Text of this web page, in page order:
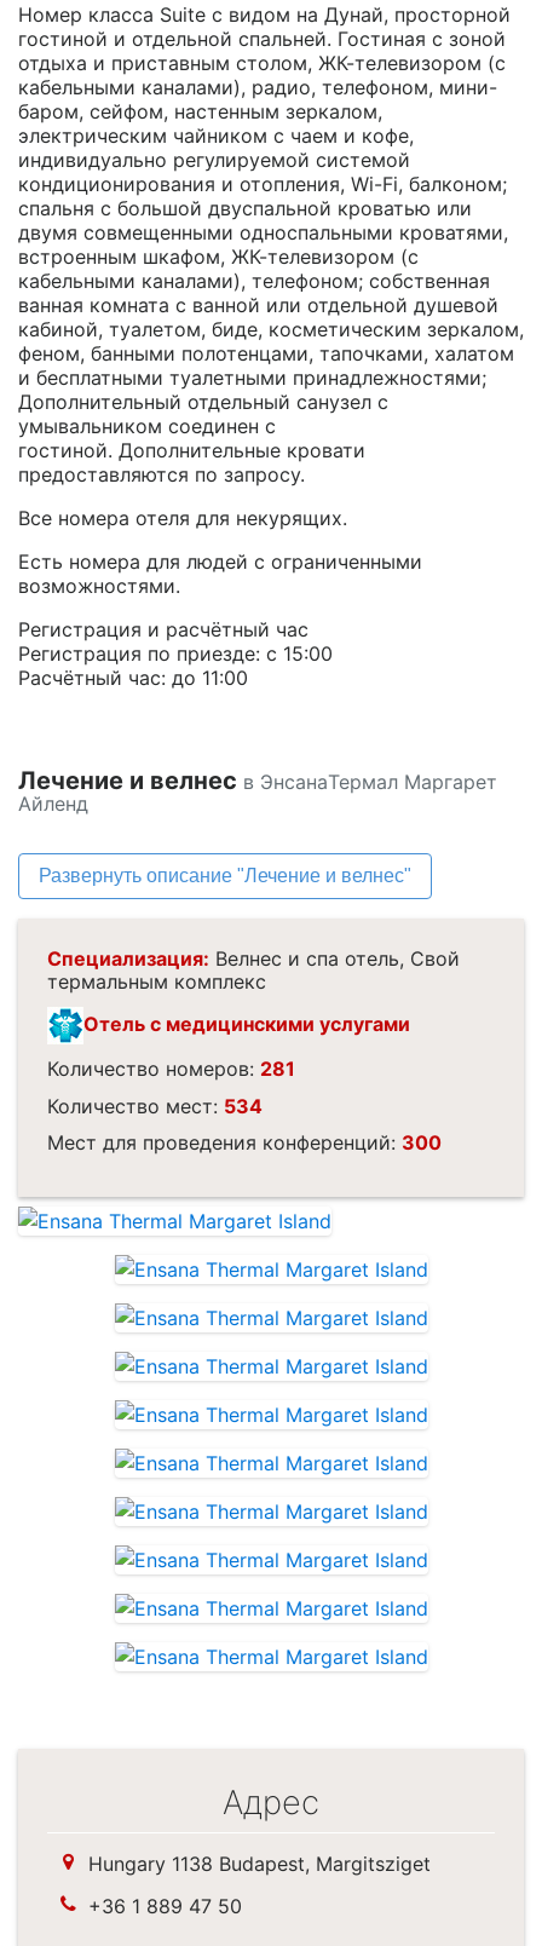
Номер класса Suite с видом на Дунай, просторной
гостиной и отдельной спальней. Гостиная с зоной
отдыха и приставным столом, ЖК-телевизором (с
кабельными каналами), радио, телефоном, мини-
баром, сейфом, настенным зеркалом,
электрическим чайником с чаем и кофе,
индивидуально регулируемой системой
кондиционирования и отопления, Wi-Fi, балконом;
спальня с большой двуспальной кроватью или
двумя совмещенными односпальными кроватями,
встроенным шкафом, ЖК-телевизором (с
кабельными каналами), телефоном; собственная
ванная комната с ванной или отдельной душевой
кабиной, туалетом, биде, косметическим зеркалом,
феном, банными полотенцами, тапочками, халатом
и бесплатными туалетными принадлежностями;
Дополнительный отдельный санузел с
умывальником соединен с
гостиной. Дополнительные кровати
предоставляются по запросу.
Все номера отеля для некурящих.
Есть номера для людей с ограниченными
возможностями.
Регистрация и расчётный час
Регистрация по приезде: с 15:00
Расчётный час: до 11:00
Лечение и велнес в ЭнcaнaТермал Маргарет
Айленд
Развернуть описание "Лечение и велнес"
Специализация: Велнес и спа отель, Свой
термальным комплекс
Отель с медицинскими услугами
Количество номеров: 281
Количество мест: 534
Мест для проведения конференций: 300
Адрес
Hungary 1138 Budapest, Margitsziget
+36 1 889 47 50